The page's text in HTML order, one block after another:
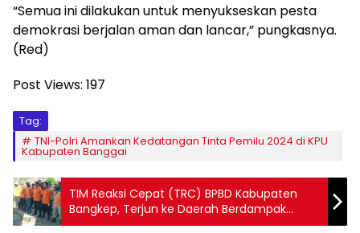
“Semua ini dilakukan untuk menyukseskan pesta
demokrasi berjalan aman dan lancar,” pungkasnya.
(Red)
Post Views: 197
Tag:
TNI-Polri Amankan Kedatangan Tinta Pemilu 2024 di KPU
Kabupaten Banggai
TIM Reaksi Cepat (TRC) BPBD Kabupaten
Bangkep, Terjun ke Daerah Berdampak
Kekeringan